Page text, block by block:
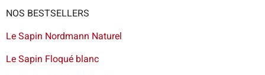
NOS BESTSELLERS
Le Sapin Nordmann Naturel
Le Sapin Floqué blanc